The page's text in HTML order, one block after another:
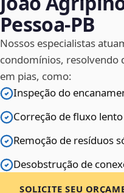
Pessoa‑PB
Nossos especialistas
condomínios, resolvendo
em pias, como:
Inspeção do
Correção de fluxo
Remoção de resíduos
Desobstrução de
SOLICITE SEU